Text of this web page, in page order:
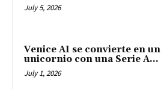
July 5, 2026
Venice AI se convierte en un
unicornio con una Serie A...
July 1, 2026